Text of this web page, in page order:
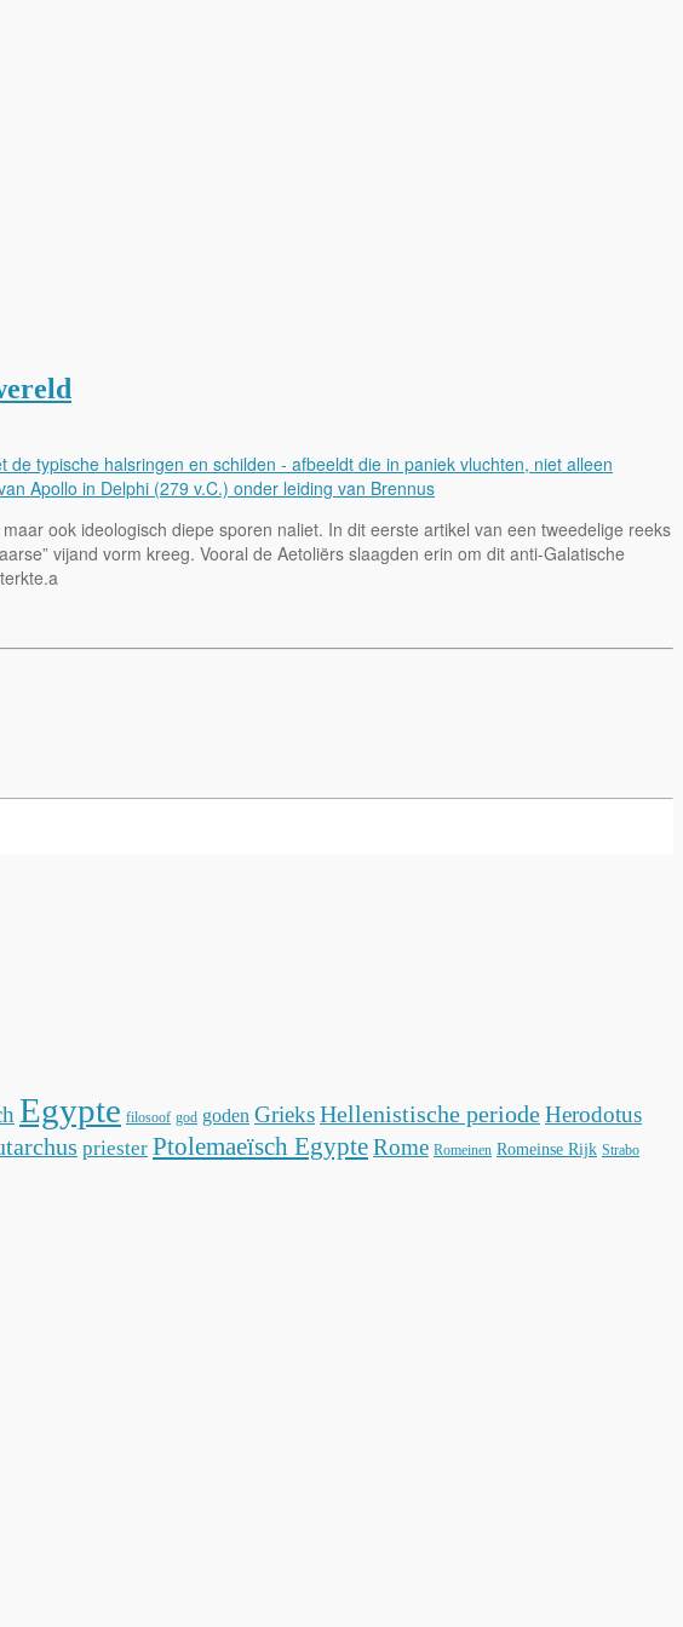
ook ideologisch diepe sporen naliet. In dit eerste artikel van een tweedelige reeks
vijand vorm kreeg. Vooral de Aetoliërs slaagden erin om dit anti-Galatische
Egypte filosoof god goden GrieksHellenistische periodeHerodotus
priester Ptolemaeïsch EgypteRome Romeinen Romeinse Rijk Strabo